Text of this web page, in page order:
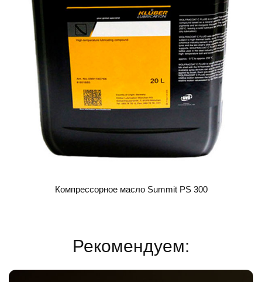
Компрессорное масло Summit PS 300
Рекомендуем: